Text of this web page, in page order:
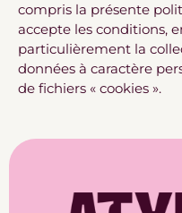
compris la présente
accepte les conditions,
particulièrement la
données à caractère
de fichiers « cookies ».